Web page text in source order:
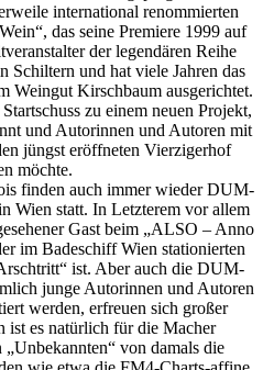
international renommierten
das seine Premiere 1999 auf
der legendären Reihe
Schiltern und hat viele Jahren das
Weingut Kirschbaum ausgerichtet.
zu einem neuen Projekt,
und Autorinnen und Autoren mit
jüngst eröffneten Vierzigerhof
möchte.
finden auch immer wieder DUM-
Wien statt. In Letzterem vor allem
Gast beim „ALSO – Anno
im Badeschiff Wien stationierten
ist. Aber auch die DUM-
junge Autorinnen und Autoren
werden, erfreuen sich großer
ist es natürlich für die Macher
von damals die